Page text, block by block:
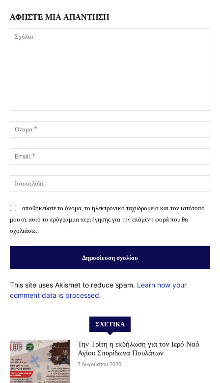
ΑΦΗΣΤΕ ΜΙΑ ΑΠΑΝΤΗΣΗ
αποθηκεύστε το όνομα, το ηλεκτρονικό ταχυδρομείο και τον ιστότοπό
μου σε αυτό το πρόγραμμα περιήγησης για την επόμενη φορά που θα
σχολιάσω.
This site uses Akismet to reduce spam. Learn how your
comment data is processed.
ΣΧΕΤΙΚΆ
Την Τρίτη η εκδήλωση για τον Ιερό Ναό
Αγίου Σπυρίδωνα Πουλάτων
7 Αυγούστου 2026